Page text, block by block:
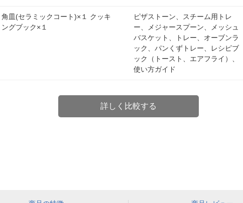
角皿(セラミックコート)×１ クッキ
ングブック×１
ピザストーン、スチーム用トレ
ー、メジャースプーン、メッシュ
バスケット、トレー、オーブンラ
ック、パンくずトレー、レシピブ
ック（トースト、エアフライ）、
使い方ガイド
詳しく比較する